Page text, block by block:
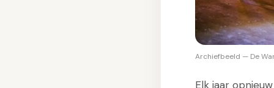
Archiefbeeld — De
Elk jaar